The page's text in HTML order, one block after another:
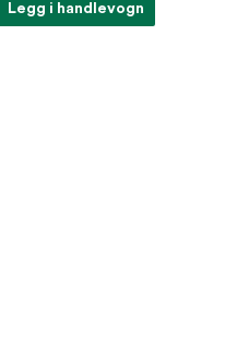
Legg i handlevogn